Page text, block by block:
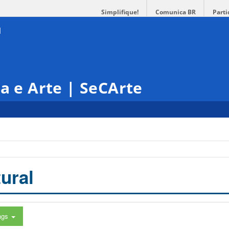
Simplifique! Comunica BR
e Arte | SeCArte